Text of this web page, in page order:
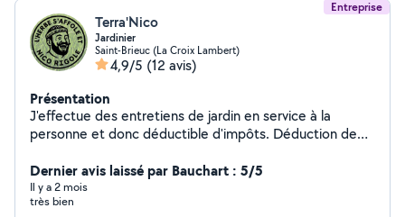
Entreprise
Terra'Nico
Jardinier
Saint-Brieuc (La Croix Lambert)
4,9/5 (12 avis)
Présentation
J'effectue des entretiens de jardin en service à la
personne et donc déductible d'impôts. Déduction de
Dernier avis laissé par Bauchart : 5/5
Il y a 2 mois
très bien